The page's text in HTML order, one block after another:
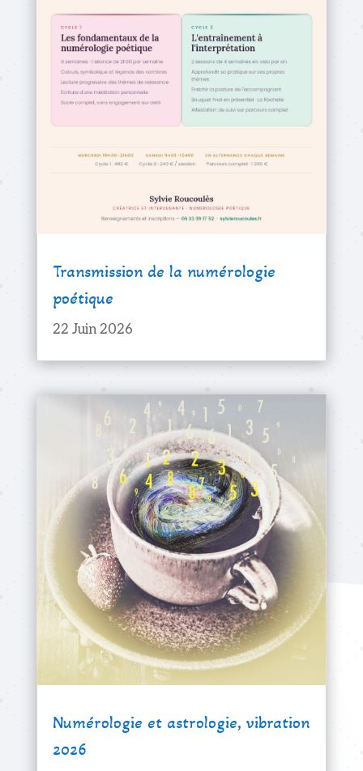
Transmission de la numérologie
poétique
22 Juin 2026
Numérologie et astrologie, vibration
2026